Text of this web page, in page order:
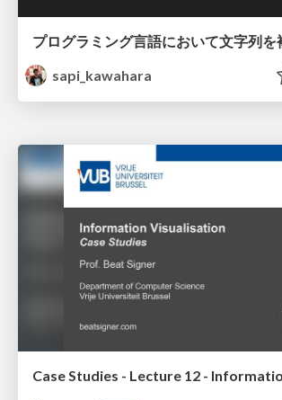
sapi_kawahara